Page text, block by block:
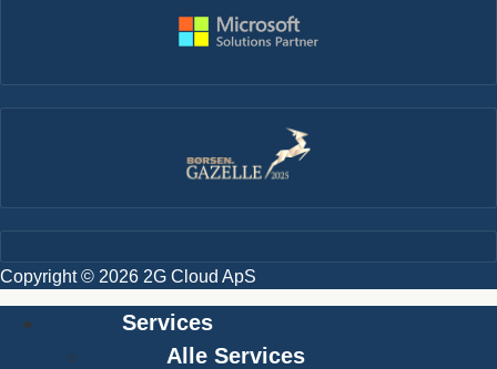
Copyright © 2026 2G Cloud ApS
Services
Alle Services